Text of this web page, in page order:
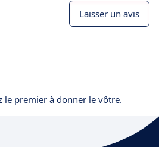
Laisser un avis
le premier à donner le vôtre.